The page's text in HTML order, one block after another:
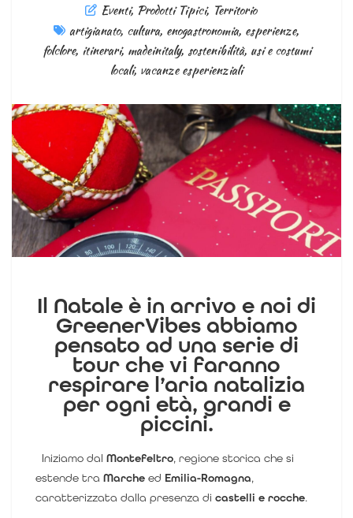
Eventi, Prodotti Tipici, Territorio
artigianato, cultura, enogastronomia, esperienze,
folclore, itinerari, madeinitaly, sostenibilità, usi e costumi
locali, vacanze esperienziali
Il Natale è in arrivo e noi di
GreenerVibes abbiamo
pensato ad una serie di
tour che vi faranno
respirare l’aria natalizia
per ogni età, grandi e
piccini.
Iniziamo dal Montefeltro, regione storica che si
estende tra Marche ed Emilia-Romagna,
caratterizzata dalla presenza di castelli e rocche.